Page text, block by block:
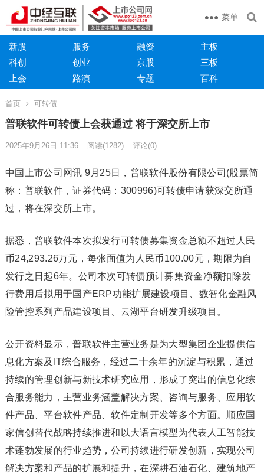
菜单
新股 服务 融资
主板
科创
创业 京股
三板
上会
路演 专题 百科
首页 可转债
普联软件可转债上会获通过 将于深交所上市
2025年9月26日 11:36 阅读(1282) 评论(0)
中国上市公司网讯 9月25日，普联软件股份有限公司(股票简
称：普联软件，证券代码：300996)可转债申请获深交所通
过，将在深交所上市。
据悉，普联软件本次拟发行可转债募集资金总额不超过人民
币24,293.26万元，每张面值为人民币100.00元，期限为自
发行之日起6年。公司本次可转债预计募集资金净额扣除发
行费用后拟用于国产ERP功能扩展建设项目、数智化金融风
险管控系列产品建设项目、云湖平台研发升级项目。
公开资料显示，普联软件主营业务是为大型集团企业提供信
息化方案及IT综合服务，经过二十余年的沉淀与积累，通过
持续的管理创新与新技术研究应用，形成了突出的信息化综
合服务能力，主营业务涵盖解决方案、咨询与服务、应用软
件产品、平台软件产品、软件定制开发等多个方面。顺应国
家信创替代战略持续推进和以大语言模型为代表人工智能技
术蓬勃发展的行业趋势，公司持续进行研发创新，实现公司
解决方案和产品的扩展和提升，在深耕石油石化、建筑地产